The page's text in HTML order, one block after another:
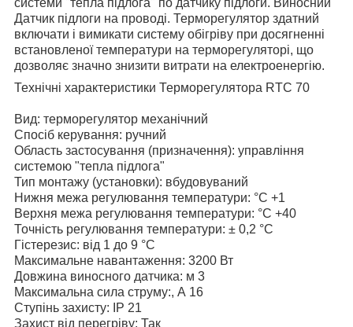
Датчик підлоги на проводі. Терморегулятор здатний
включати і вимикати систему обігріву при досягненні
встановленої температури на терморегуляторі, що
дозволяє значно знизити витрати на електроенергію.
Технічні характеристики Терморегулятора RTC 70
Вид: терморегулятор механічний
Спосіб керування: ручний
Область застосування (призначення): управління
системою "тепла підлога"
Тип монтажу (установки): вбудовуваний
Нижня межа регулювання температури: °C +1
Верхня межа регулювання температури: °C +40
Точність регулювання температури: ± 0,2 °С
Гістерезис: від 1 до 9 °С
Максимальне навантаження: 3200 Вт
Довжина виносного датчика: м 3
Максимальна сила струму:, А 16
Ступінь захисту: IP 21
Захист від перегріву: Так